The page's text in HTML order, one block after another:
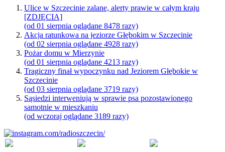
Ulice w Szczecinie zalane, alerty prawie w całym kraju
[ZDJĘCIA]
(od 01 sierpnia oglądane 8478 razy)
Akcja ratunkowa na jeziorze Głębokim w Szczecinie
(od 02 sierpnia oglądane 4928 razy)
Pożar domu w Mierzynie
(od 01 sierpnia oglądane 4213 razy)
Tragiczny finał wypoczynku nad Jeziorem Głębokie w
Szczecinie
(od 03 sierpnia oglądane 3719 razy)
Sąsiedzi interweniują w sprawie psa pozostawionego
samotnie w mieszkaniu
(od wczoraj oglądane 3189 razy)